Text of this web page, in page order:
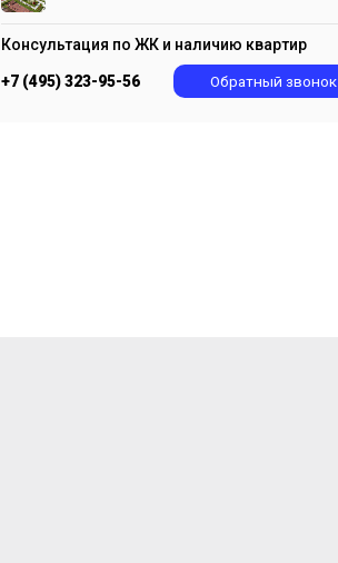
Консультация по ЖК и наличию квартир
+7 (495) 323-95-56 Обратный звонок